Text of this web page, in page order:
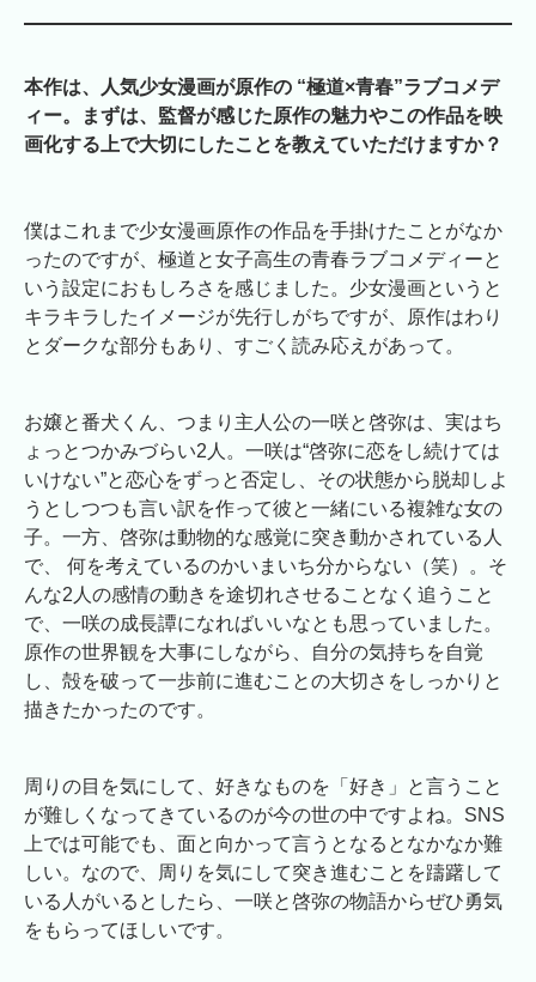
本作は、人気少女漫画が原作の “極道×青春”ラブコメデ
ィー。まずは、監督が感じた原作の魅力やこの作品を映
画化する上で大切にしたことを教えていただけますか？
僕はこれまで少女漫画原作の作品を手掛けたことがなか
ったのですが、極道と女子高生の青春ラブコメディーと
いう設定におもしろさを感じました。少女漫画というと
キラキラしたイメージが先行しがちですが、原作はわり
とダークな部分もあり、すごく読み応えがあって。
お嬢と番犬くん、つまり主人公の一咲と啓弥は、実はち
ょっとつかみづらい2人。一咲は“啓弥に恋をし続けては
いけない”と恋心をずっと否定し、その状態から脱却しよ
うとしつつも言い訳を作って彼と一緒にいる複雑な女の
子。一方、啓弥は動物的な感覚に突き動かされている人
で、 何を考えているのかいまいち分からない（笑）。そ
んな2人の感情の動きを途切れさせることなく追うこと
で、一咲の成長譚になればいいなとも思っていました。
原作の世界観を大事にしながら、自分の気持ちを自覚
し、殻を破って一歩前に進むことの大切さをしっかりと
描きたかったのです。
周りの目を気にして、好きなものを「好き」と言うこと
が難しくなってきているのが今の世の中ですよね。SNS
上では可能でも、面と向かって言うとなるとなかなか難
しい。なので、周りを気にして突き進むことを躊躇して
いる人がいるとしたら、一咲と啓弥の物語からぜひ勇気
をもらってほしいです。